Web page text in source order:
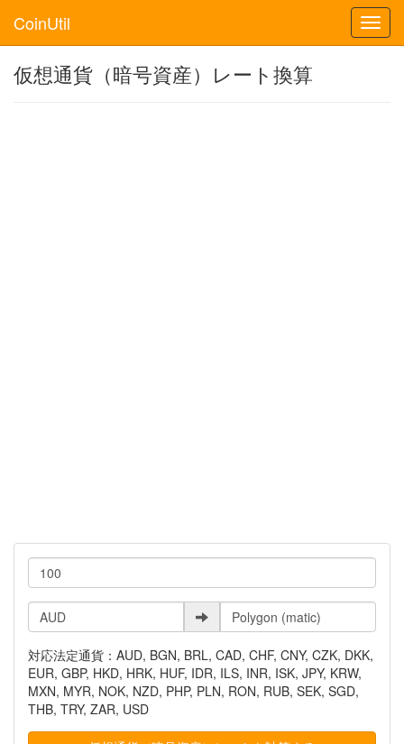
CoinUtil
仮想通貨（暗号資産）レート換算
対応法定通貨：AUD, BGN, BRL, CAD, CHF, CNY, CZK, DKK,
EUR, GBP, HKD, HRK, HUF, IDR, ILS, INR, ISK, JPY, KRW,
MXN, MYR, NOK, NZD, PHP, PLN, RON, RUB, SEK, SGD,
THB, TRY, ZAR, USD